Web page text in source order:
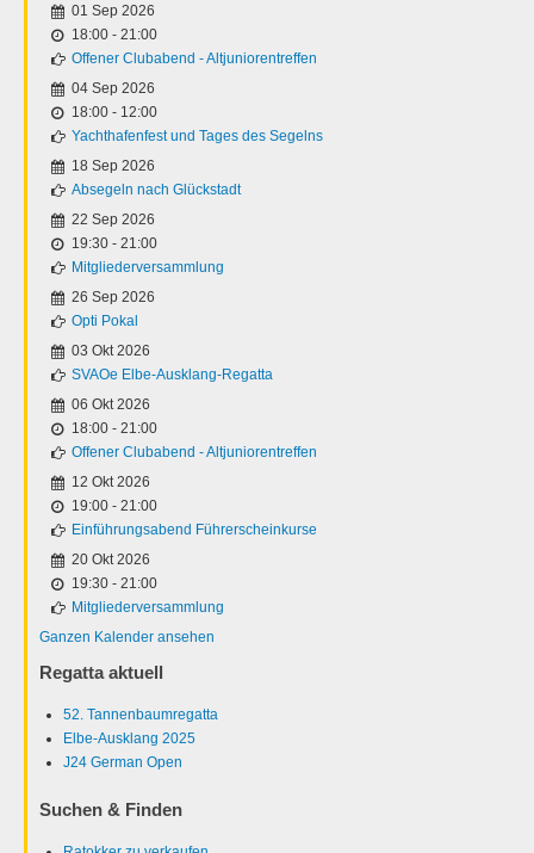
01 Sep 2026
18:00 - 21:00
Offener Clubabend - Altjuniorentreffen
04 Sep 2026
18:00 - 12:00
Yachthafenfest und Tages des Segelns
18 Sep 2026
Absegeln nach Glückstadt
22 Sep 2026
19:30 - 21:00
Mitgliederversammlung
26 Sep 2026
Opti Pokal
03 Okt 2026
SVAOe Elbe-Ausklang-Regatta
06 Okt 2026
18:00 - 21:00
Offener Clubabend - Altjuniorentreffen
12 Okt 2026
19:00 - 21:00
Einführungsabend Führerscheinkurse
20 Okt 2026
19:30 - 21:00
Mitgliederversammlung
Ganzen Kalender ansehen
Regatta aktuell
52. Tannenbaumregatta
Elbe-Ausklang 2025
J24 German Open
Suchen & Finden